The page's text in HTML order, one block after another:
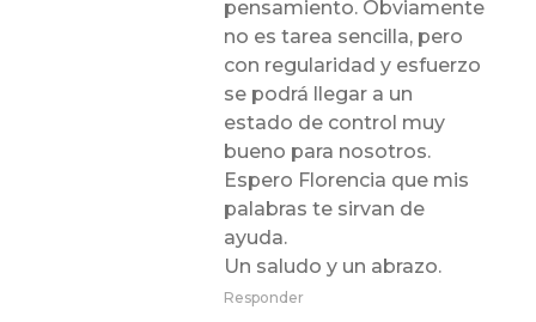
pensamiento. Obviamente
no es tarea sencilla, pero
con regularidad y esfuerzo
se podrá llegar a un
estado de control muy
bueno para nosotros.
Espero Florencia que mis
palabras te sirvan de
ayuda.
Un saludo y un abrazo.
Responder